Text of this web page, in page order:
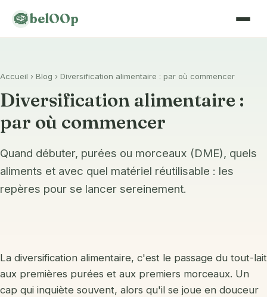
🪹belOOp
Liste de naissance
Gigoteuse
Veilleuse
Transat
Porte-bébé & portage
Jouets en bois
Accueil › Blog › Diversification alimentaire : par où commencer
Diversification alimentaire :
par où commencer
Quand débuter, purées ou morceaux (DME), quels
aliments et avec quel matériel réutilisable : les
repères pour se lancer sereinement.
La diversification alimentaire, c'est le passage du tout-lait
aux premières purées et aux premiers morceaux. Un
cap qui inquiète souvent, alors qu'il se joue en douceur